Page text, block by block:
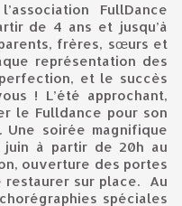
FullDance
de 4 ans et jusqu’à
frères, sœurs et
représentation des
et le succès
! L’été approchant,
le Fulldance pour son
Une soirée magnifique
à partir de 20h au
ouverture des portes
restaurer sur place. Au
spéciales